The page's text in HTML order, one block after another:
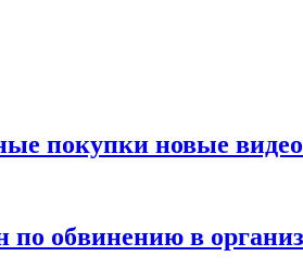
покупки новые
по обвинению в